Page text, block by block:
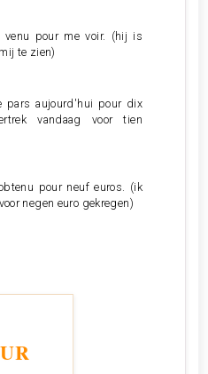
pour me voir. (hij is
te zien)
pars aujourd'hui pour dix
vandaag voor tien
pour neuf euros. (ik
negen euro gekregen)